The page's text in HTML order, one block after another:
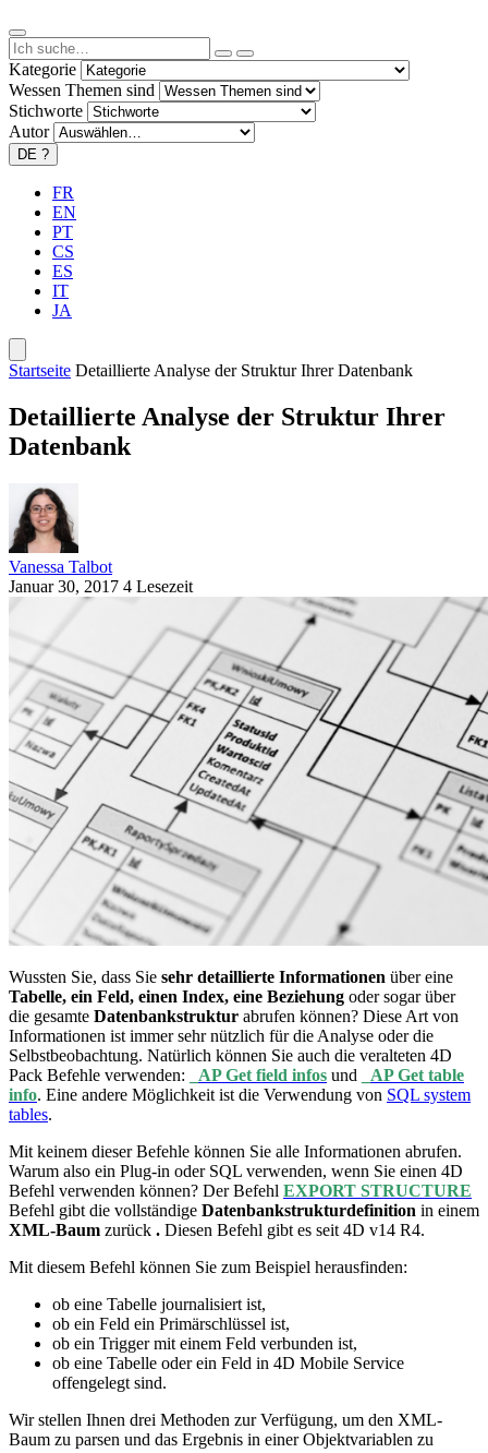
Kategorie
Wessen Themen sind
Stichworte
Autor
DE ?
FR
EN
PT
CS
ES
IT
JA
Startseite Detaillierte Analyse der Struktur Ihrer Datenbank
Detaillierte Analyse der Struktur Ihrer
Datenbank
Vanessa Talbot
Januar 30, 2017 4 Lesezeit
Wussten Sie, dass Sie sehr detaillierte Informationen über eine
Tabelle, ein Feld, einen Index, eine Beziehung oder sogar über
die gesamte Datenbankstruktur abrufen können? Diese Art von
Informationen ist immer sehr nützlich für die Analyse oder die
Selbstbeobachtung. Natürlich können Sie auch die veralteten 4D
Pack Befehle verwenden:
_AP Get field infos und
_AP Get table
info. Eine andere Möglichkeit ist die Verwendung von SQL system
tables.
Mit keinem dieser Befehle können Sie alle Informationen abrufen.
Warum also ein Plug-in oder SQL verwenden, wenn Sie einen 4D
Befehl verwenden können? Der Befehl EXPORT STRUCTURE
Befehl gibt die vollständige Datenbankstrukturdefinition in einem
XML-Baum zurück . Diesen Befehl gibt es seit 4D v14 R4.
Mit diesem Befehl können Sie zum Beispiel herausfinden:
ob eine Tabelle journalisiert ist,
ob ein Feld ein Primärschlüssel ist,
ob ein Trigger mit einem Feld verbunden ist,
ob eine Tabelle oder ein Feld in 4D Mobile Service
offengelegt sind.
Wir stellen Ihnen drei Methoden zur Verfügung, um den XML-
Baum zu parsen und das Ergebnis in einer Objektvariablen zu